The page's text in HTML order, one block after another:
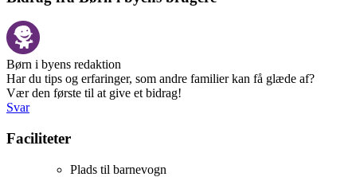
Børn i byens redaktion
Har du tips og erfaringer, som andre familier kan få glæde af?
Vær den første til at give et bidrag!
Svar
Faciliteter
Plads til barnevogn